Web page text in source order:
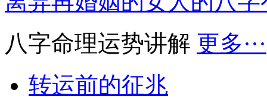
八字命理运势讲解 更多···
转运前的征兆